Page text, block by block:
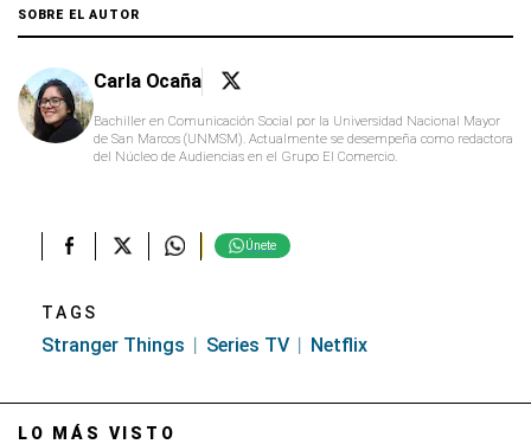
SOBRE EL AUTOR
Carla Ocaña
Bachiller en Comunicación Social por la Universidad Nacional Mayor
de San Marcos (UNMSM). Actualmente se desempeña como redactora
del Núcleo de Audiencias en el Grupo El Comercio.
Únete
TAGS
Stranger Things Series TV Netflix
LO MÁS VISTO